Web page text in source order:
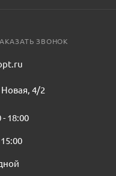
ЗВОНОК
Новая, 4/2
18:00